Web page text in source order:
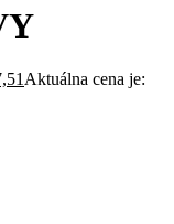
Aktuálna cena je: